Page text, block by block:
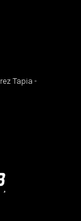
Tapia -